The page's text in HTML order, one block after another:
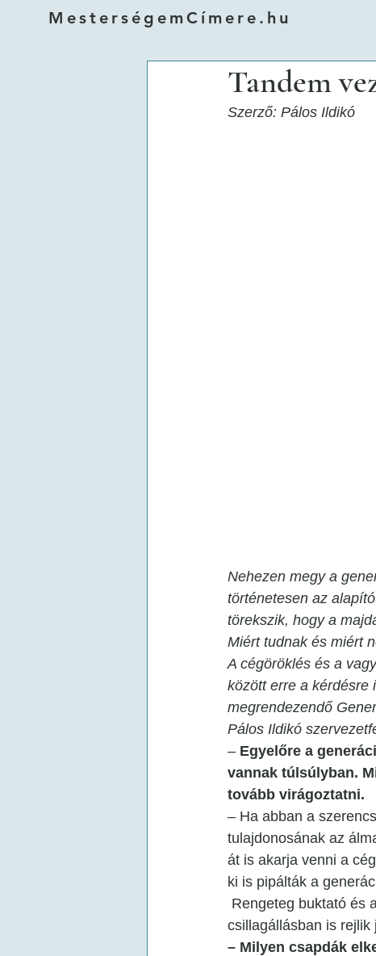
MesterségemCímere.hu
Tandem
Szerző: Pálos Ildikó
Nehezen megy a
történetesen az
törekszik, hogy a
Miért tudnak és miért
A cégöröklés és a
között erre a kérdésre
megrendezendő
Pálos Ildikó
– Egyelőre a
vannak túlsúlyban.
tovább virágoztatni.
– Ha abban a
tulajdonosának az
át is akarja venni a
ki is pipálták a
Rengeteg buktató és
csillagállásban is
– Milyen csapdák